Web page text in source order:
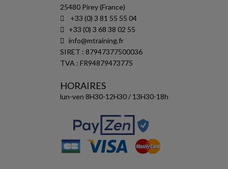
25480 Pirey (France)
+33 (0) 3 81 55 55 04
+33 (0) 3 68 38 02 55
info@mtraining.fr
SIRET : 87947377500036
TVA : FR94879473775
HORAIRES
lun-ven 8H30-12H30 / 13H30-18h